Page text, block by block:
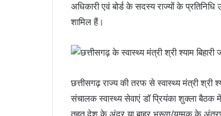
अधिकारी एवं बोर्ड के सदस्य राज्यों के
शामिल हैं।
छत्तीसगढ़ राज्य की तरफ से स्वास्थ्य मंत्री श्री
संचालक स्वास्थ्य सेवाएं डॉ प्रियंका शुक्ला बैठक